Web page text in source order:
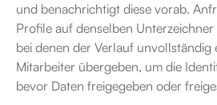
und benachrichtigt diese vorab.
Profile auf denselben
bei denen der Verlauf unvollständig
Mitarbeiter übergeben, um die
bevor Daten freigegeben oder